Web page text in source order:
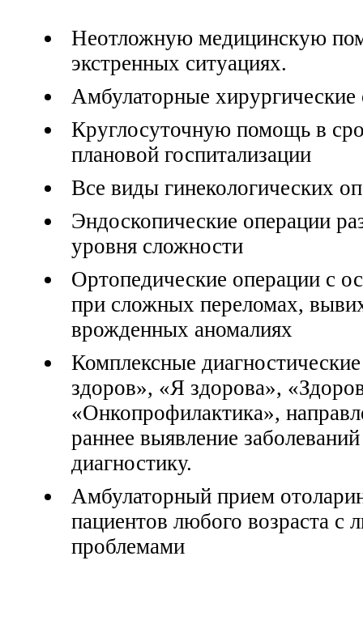
Неотложную медицинскую
экстренных ситуациях.
Амбулаторные хирургические
Круглосуточную помощь в
плановой госпитализации
Все виды гинекологических
Эндоскопические операции
уровня сложности
Ортопедические операции с
при сложных переломах,
врожденных аномалиях
Комплексные
здоров», «Я здорова»,
«Онкопрофилактика»,
раннее выявление
диагностику.
Амбулаторный прием
пациентов любого возраста с
проблемами